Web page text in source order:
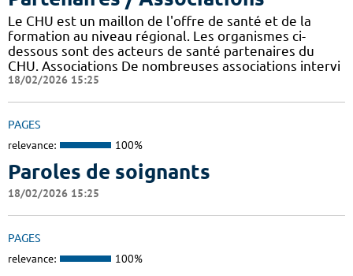
Le CHU est un maillon de l'offre de santé et de la
formation au niveau régional. Les organismes ci-
dessous sont des acteurs de santé partenaires du
CHU. Associations De nombreuses associations intervi
18/02/2026 15:25
PAGES
relevance: 100%
Paroles de soignants
18/02/2026 15:25
PAGES
relevance: 100%